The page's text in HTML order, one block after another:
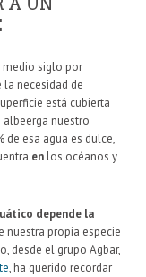
A UN
siglo por
necesidad de
está cubierta
albeerga nuestro
de esa agua es dulce,
en los océanos y
depende la
nuestra propia especie
desde el grupo Agbar,
, ha querido recordar